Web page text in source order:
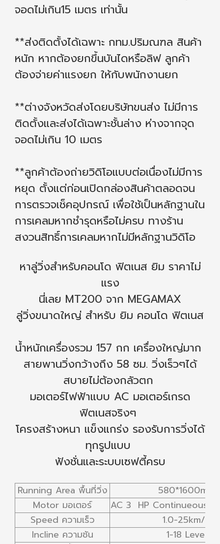
จอดไม่เกิน15 เมตร เท่านั้น
**ส่งติดตั้งได้เฉพาะ กทม.ปริมณฑล สินค้า
หนัก หากต้องยกขึ้นบันไดหรือลิฟ ลูกค้า
ต้องจ่ายค่าแรงยก ให้กับพนักงานยก
**ต่างจังหวัดส่งโดยบริษัทขนส่ง ไม่มีการ
ติดตั้งและส่งได้เฉพาะชั้นล่าง ห่างจากจุด
จอดไม่เกิน 10 เมตร
**ลูกค้าต้องถ่ายวิดิโอแบบต่อเนื่องไม่มีการ
หยุด ตั้งแต่ก่อนเปิดกล่องสินค้าตลอดจน
การตรวจเช็คอุปกรณ์ เพื่อใช้เป็นหลักฐานใน
การเคลมหากชำรุดหรือไม่ครบ ทางร้าน
สงวนสิทธิ์การเคลมหากไม่มีหลักฐานวิดิโอ
‍‍หาลู่วิ่งสำหรับคอนโด ฟิตเนส ยิม ราคาไม่
แรง‍‍
นี่เลย MT200 จาก MEGAMAX
ลู่วิ่งขนาดใหญ่ สำหรับ ยิม คอนโด ฟิตเนส
น้ำหนักเครื่องรวม 157 กก เครื่องใหญ่มาก ‍
สายพานวิ่งกว้างถึง 58 ซม. วิ่งเร็วๆได้
สบายไม่ต้องกลัวตก ‍
มอเตอร์ไฟฟ้าแบบ AC มอเตอร์เกรด
ฟิตเนสจริงๆ ‍
โครงสร้างหนา แข็งแกร่ง รองรับการวิ่งได้
ทุกรูปแบบ ‍
ฟังชั่นและระบบเซฟตี้ครบ
Running Area พื้นที่วิ่ง
580*1600mm
Motor มอเตอร์
AC 3 HP Continueous /
Speed ความเร็ว
1.0-25km/h
Incline ความชัน
1-18 Level